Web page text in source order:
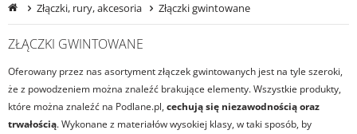
Złączki, rury, akcesoria Złączki gwintowane
ZŁĄCZKI GWINTOWANE
Oferowany przez nas asortyment złączek gwintowanych jest na tyle szeroki,
że z powodzeniem można znaleźć brakujące elementy. Wszystkie produkty,
które można znaleźć na Podlane.pl, cechują się niezawodnością oraz
trwałością. Wykonane z materiałów wysokiej klasy, w taki sposób, by